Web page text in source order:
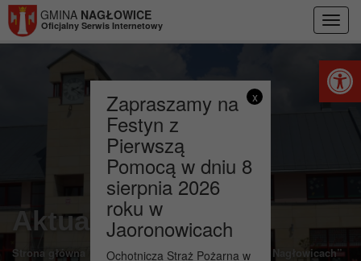
GMINA NAGŁOWICE
Oficjalny Serwis Internetowy
Aktualności
Strona główna SCBiK „Dworek Mikołaja Reja w Nagłowicach”
x
Zapraszamy na
Festyn z
Pierwszą
Pomocą w dniu 8
sierpnia 2026
roku w
Jaoronowicach
Ochotnicza Straż Pożarna w